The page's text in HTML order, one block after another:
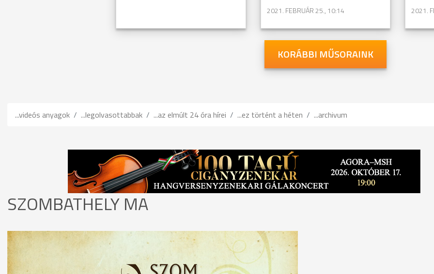
2021. FEBRUÁR 25., 10:14 2021.
KORÁBBI MŰSORAINK
...videós anyagok ...legolvasottabbak ...az elmúlt 24 óra hírei ...ez történt a héten ...archivum
SZOMBATHELY MA